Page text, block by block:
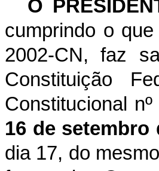
O
cumprindo o
2002-CN, faz
Constituição
Constitucional
16 de setembro
dia 17, do